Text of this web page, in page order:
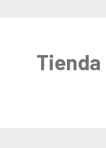
Tienda